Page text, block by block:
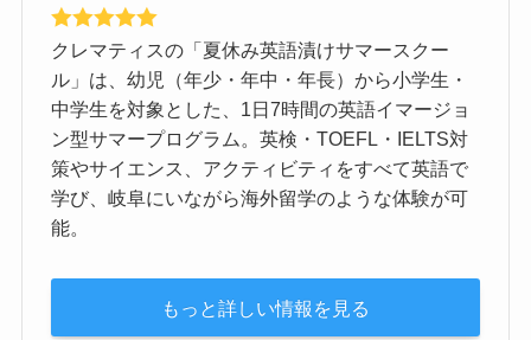
クレマティスの「夏休み英語漬けサマースクー
ル」は、幼児（年少・年中・年長）から小学生・
中学生を対象とした、1日7時間の英語イマージョ
ン型サマープログラム。英検・TOEFL・IELTS対
策やサイエンス、アクティビティをすべて英語で
学び、岐阜にいながら海外留学のような体験が可
能。
もっと詳しい情報を見る